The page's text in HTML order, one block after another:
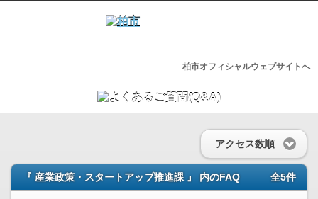
柏市オフィシャルウェブサイトへ
アクセス数順
『 産業政策・スタートアップ推進課 』 内のFAQ 全5件